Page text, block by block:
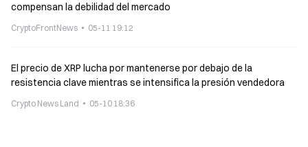
compensan la debilidad del mercado
CryptoFrontNews 05-11 19:12
El precio de XRP lucha por mantenerse por debajo de la
resistencia clave mientras se intensifica la presión vendedora
Crypto News Land 05-10 18:36